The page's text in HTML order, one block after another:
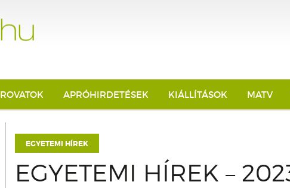
ROVATOK APRÓHIRDETÉSEK KIÁLLÍTÁSOK MATV
EGYETEMI HÍREK
EGYETEMI HÍREK –